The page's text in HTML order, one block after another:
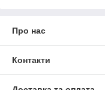
Про нас
Контакти